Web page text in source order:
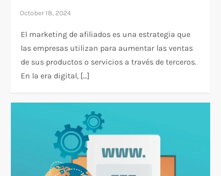
El marketing de afiliados es una estrategia que
las empresas utilizan para aumentar las ventas
de sus productos o servicios a través de terceros.
En la era digital, […]